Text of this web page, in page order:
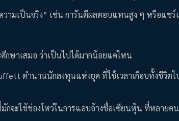
ความเป็นจริง” เช่น การันตีผลตอบแทนสูง ๆ หรือแ
กษาเสมอ ว่าเป็นไปได้มากน้อยแค่ไหน
ตำนานนักลงทุนแห่งยุค ที่ใช้เวลาเกือบทั้งชีวิ
จะใช้ช่องโหว่ในการแอบอ้างชื่อเซียนหุ้น ที่หลายค